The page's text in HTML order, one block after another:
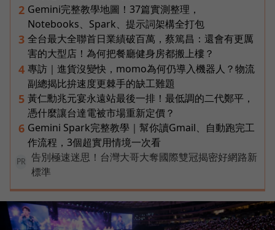
2 Gemini完整教學地圖！37篇實測整理，
Notebooks、Spark、提示詞架構全打包
3 全台最大全聯首日業績破百萬，蔡篤昌：還會有更厲
害的大型店！為何把餐廳健身房都搬上樓？
4 專訪｜進貨沒變快，momo為何仍導入機器人？物流
副總揭比拚速度更棘手的缺工難題
5 黃仁勳兆元宴永遠站最後一排！最低調的二代鄭平，
憑什麼讓台達電被市場重新定價？
6 Gemini Spark完整教學｜幫你讀Gmail、自動跑完工
作流程，3個超實用情境一次看
PR
告別極速迷思！台灣大哥大奪國際雙冠揭密好網路新
標準